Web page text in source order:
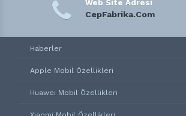
Web Site Adresi
CepFabrika.Com
Haberler
Apple Mobil Özellikleri
Huawei Mobil Özellikleri